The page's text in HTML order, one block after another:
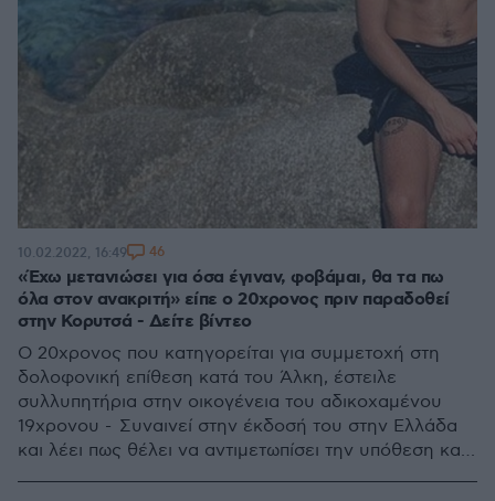
«Έχω μετανιώσει για όσα έγιναν, φοβάμαι, θα τα πω
όλα στον ανακριτή» είπε ο 20χρονος πριν παραδοθεί
στην Κορυτσά - Δείτε βίντεο
Ο 20χρονος που κατηγορείται για συμμετοχή στη
δολοφονική επίθεση κατά του Άλκη, έστειλε
συλλυπητήρια στην οικογένεια του αδικοχαμένου
19χρονου - Συναινεί στην έκδοσή του στην Ελλάδα
και λέει πως θέλει να αντιμετωπίσει την υπόθεση και
10.02.2022, 16:49 46